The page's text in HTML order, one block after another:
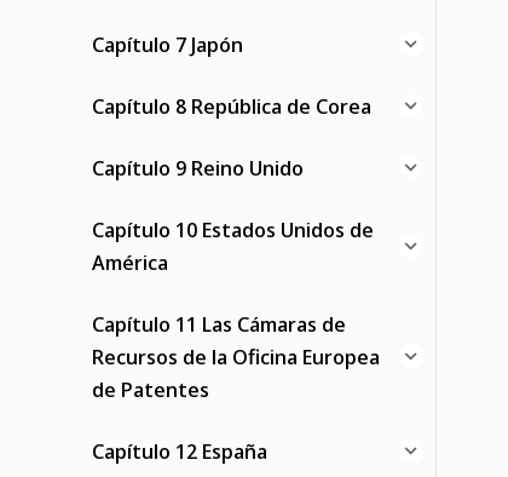
Capítulo 7 Japón
Capítulo 8 República de Corea
Capítulo 9 Reino Unido
Capítulo 10 Estados Unidos de
América
Capítulo 11 Las Cámaras de
Recursos de la Oficina Europea
de Patentes
Capítulo 12 España